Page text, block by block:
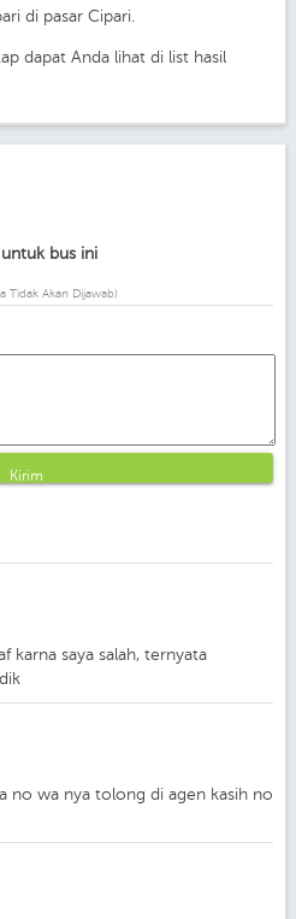
di pasar Cipari.
dapat Anda lihat di list hasil
bus ini
Tidak Akan Dijawab)
Kirim
karna saya salah, ternyata
no wa nya tolong di agen kasih no